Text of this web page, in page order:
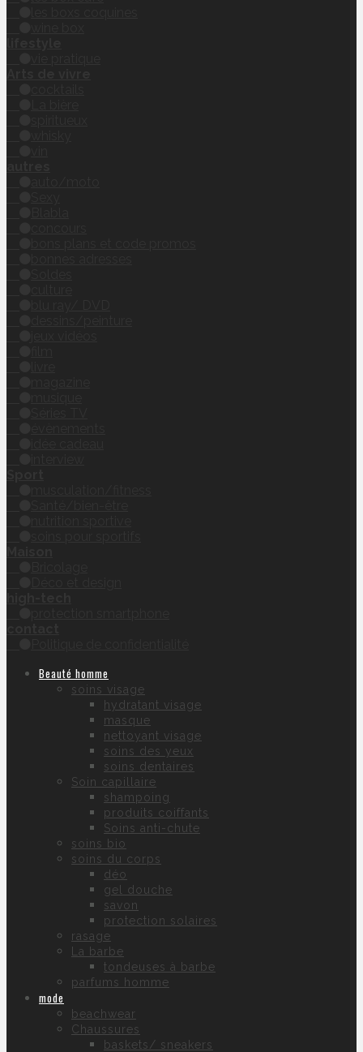
Beauté homme
soins visage
hydratant visage
masque
nettoyant visage
soins des yeux
soins dentaires
Soin capillaire
shampoing
produits coiffants
Soins anti-chute
soins bio
soins du corps
déo
gel douche
savon
protection solaires
rasage
La barbe
tondeuses à barbe
parfums homme
mode
beachwear
Chaussures
baskets/ sneakers